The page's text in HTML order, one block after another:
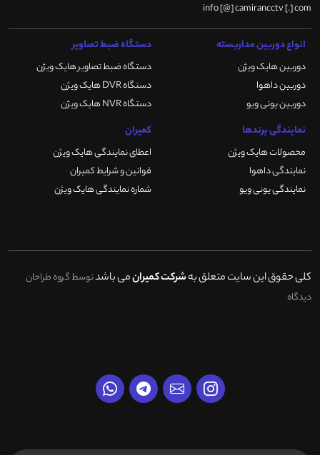
info [@] camirancctv [.] com
انواع دوربین مداربسته
دوربین هایک ویژن
دوربین داهوا
دوربین یونی ویو
دستگاه ضبط تصاویر
دستگاه ضبط تصاویر هایک ویژن
دستگاه DVR هایک ویژن
دستگاه NVR هایک ویژن
نمایندگی برندها
محصولات هایک ویژن
نمایندگی داهوا
نمایندگی یونی ویو
کمیران
اعطای نمایندگی هایک ویژن
قوانین و شرایط کمیران
شماره نمایندگی هایک ویژن
کلی حقوق این سایت متعلق بهشرکت کمیرانمی باشدتوسط گروه طراحان
دیدگاه